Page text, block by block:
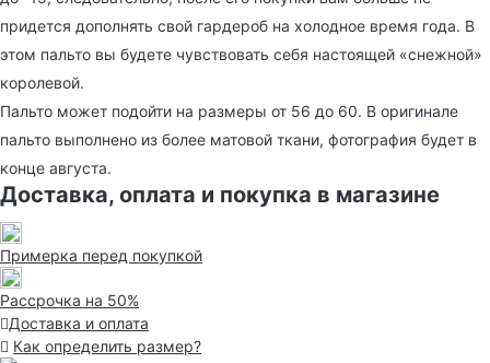
придется дополнять свой гардероб на холодное время года. В
этом пальто вы будете чувствовать себя настоящей «снежной»
королевой.
Пальто может подойти на размеры от 56 до 60. В оригинале
пальто выполнено из более матовой ткани, фотография будет в
конце августа.
Доставка, оплата и покупка в магазине
Примерка перед покупкой
Рассрочка на 50%
Доставка и оплата
Как определить размер?